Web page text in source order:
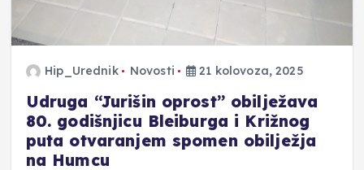
Hip_Urednik Novosti 21 kolovoza, 2025
Udruga “Jurišin oprost” obilježava
80. godišnjicu Bleiburga i Križnog
puta otvaranjem spomen obilježja
na Humcu